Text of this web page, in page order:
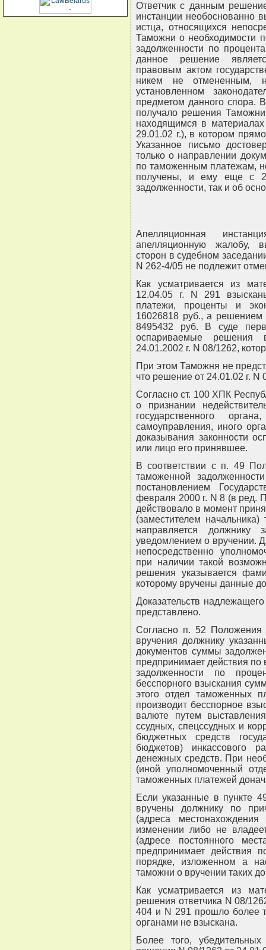
Ответчик с данным
инстанции необоснованно
истца, относящихся
Таможни о необходимости
задолженности по
данное решение
правовым актом
никем не отмененным,
установленном
предметом данного спора.
получало решения Таможни
находящимся в
29.01.02 г.), в котором
Указанное письмо
только о направлении
по таможенным платежам,
получены, и ему еще с
задолженности, так и об
Апелляционная
апелляционную жалобу,
сторон в судебном
N 262-4/05 не подлежит
Как усматривается из
12.04.05 г. N 291
платежи, проценты и
16026818 руб., а решением
8495432 руб. В суде
оспариваемые
24.01.2002 г. N 08/1262,
При этом Таможня не
что решение от 24.01.02 г. N
Согласно ст. 100 ХПК
о признании
государственного
самоуправления, иного
доказывания законности
или лицо его принявшее.
В соответствии с п. 49
таможенной
постановлением
февраля 2000 г. N 8 (в ред.
действовало в момент
(заместителем
направляется должнику
уведомлением о вручении.
непосредственно
при наличии такой
решения указывается
которому вручены данные
Доказательств
представлено.
Согласно п. 52
вручения должнику
документов суммы
предпринимает действия
задолженности по
бесспорного взыскания
этого отдел таможенных
производит бесспорное
валюте путем
ссудных, спецссудных и
бюджетных средств
бюджетов) инкассового
денежных средств. При
(иной уполномоченный
таможенных платежей
Если указанные в пункте
вручены должнику по
(адреса
изменении либо не
(адресе постоянного
предпринимает действия
порядке, изложенном а
таможни о вручении таких
Как усматривается из
решения ответчика N 08/
404 и N 291 прошло более
органами не взыскана.
Более того,